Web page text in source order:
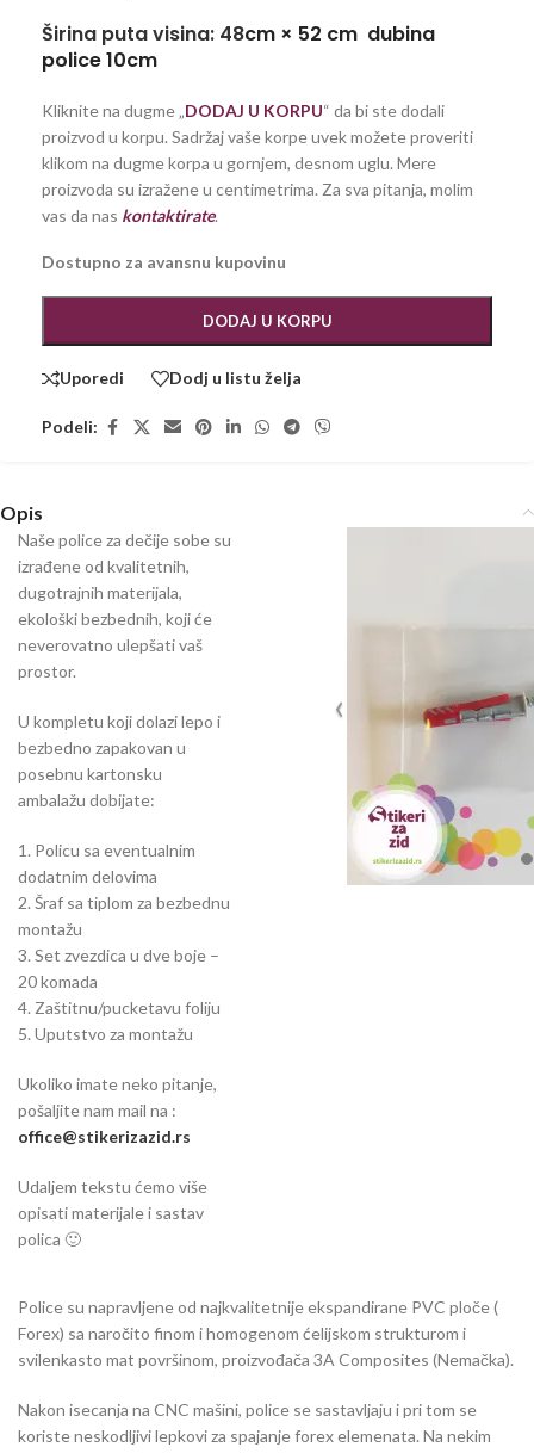
Širina puta visina: 48cm × 52 cm dubina
police 10cm
Kliknite na dugme „DODAJ U KORPU“ da bi ste dodali
proizvod u korpu. Sadržaj vaše korpe uvek možete proveriti
klikom na dugme korpa u gornjem, desnom uglu. Mere
proizvoda su izražene u centimetrima. Za sva pitanja, molim
vas da nas kontaktirate.
Dostupno za avansnu kupovinu
DODAJ U KORPU
Uporedi Dodj u listu želja
Podeli:
Opis
Naše police za dečije sobe su
izrađene od kvalitetnih,
dugotrajnih materijala,
ekološki bezbednih, koji će
neverovatno ulepšati vaš
prostor.
U kompletu koji dolazi lepo i
bezbedno zapakovan u
posebnu kartonsku
ambalažu dobijate:
1. Policu sa eventualnim
dodatnim delovima
2. Šraf sa tiplom za bezbednu
montažu
3. Set zvezdica u dve boje –
20 komada
4. Zaštitnu/pucketavu foliju
5. Uputstvo za montažu
Ukoliko imate neko pitanje,
pošaljite nam mail na :
office@stikerizazid.rs
Udaljem tekstu ćemo više
opisati materijale i sastav
polica 🙂
Police su napravljene od najkvalitetnije ekspandirane PVC ploče (
Forex) sa naročito finom i homogenom ćelijskom strukturom i
svilenkasto mat površinom, proizvođača 3A Composites (Nemačka).
Nakon isecanja na CNC mašini, police se sastavljaju i pri tom se
koriste neskodljivi lepkovi za spajanje forex elemenata. Na nekim